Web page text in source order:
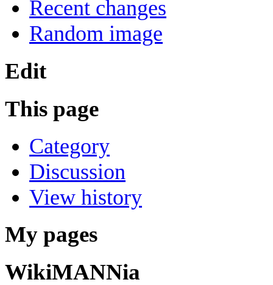
Recent changes
Random image
Edit
This page
Category
Discussion
View history
My pages
WikiMANNia